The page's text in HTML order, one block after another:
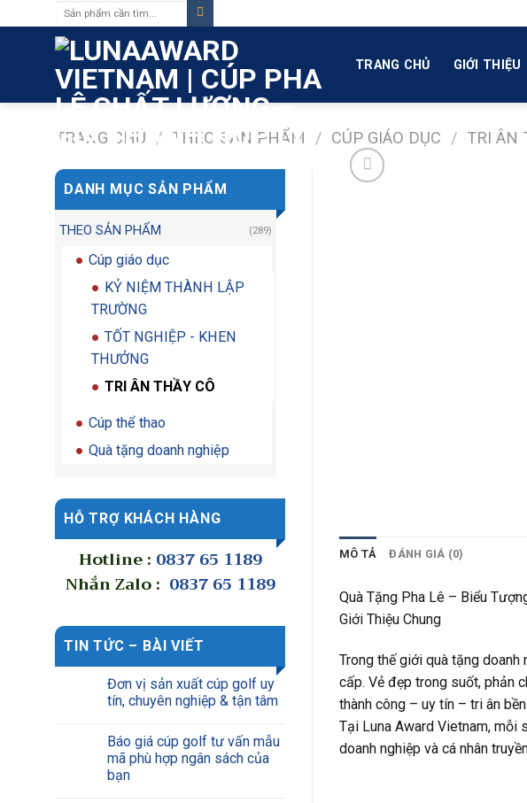
to
TRANG CHỦ GIỚI THIỆU
TRANG CHỦ / THEO SẢN PHẨM / CÚP GIÁO DỤC / TRI ÂN
DANH MỤC SẢN PHẨM
THEO SẢN PHẨM (289)
Cúp giáo dục
KỶ NIỆM THÀNH LẬP
TRƯỜNG
TỐT NGHIỆP - KHEN
THƯỞNG
TRI ÂN THẦY CÔ
Cúp thể thao
Quà tặng doanh nghiệp
HỖ TRỢ KHÁCH HÀNG
Hotline : 0837 65 1189
Nhắn Zalo : 0837 65 1189
TIN TỨC – BÀI VIẾT
Đơn vị sản xuất cúp golf uy
tín, chuyên nghiệp & tận tâm
Báo giá cúp golf tư vấn mẫu
mã phù hợp ngân sách của
bạn
MÔ TẢ ĐÁNH GIÁ (0)
Quà Tặng Pha Lê – Biểu
Giới Thiệu Chung
Trong thế giới quà tặng
cấp. Vẻ đẹp trong suốt, phản
thành công – uy tín – tri ân
Tại Luna Award Vietnam, mỗi
doanh nghiệp và cá nhân